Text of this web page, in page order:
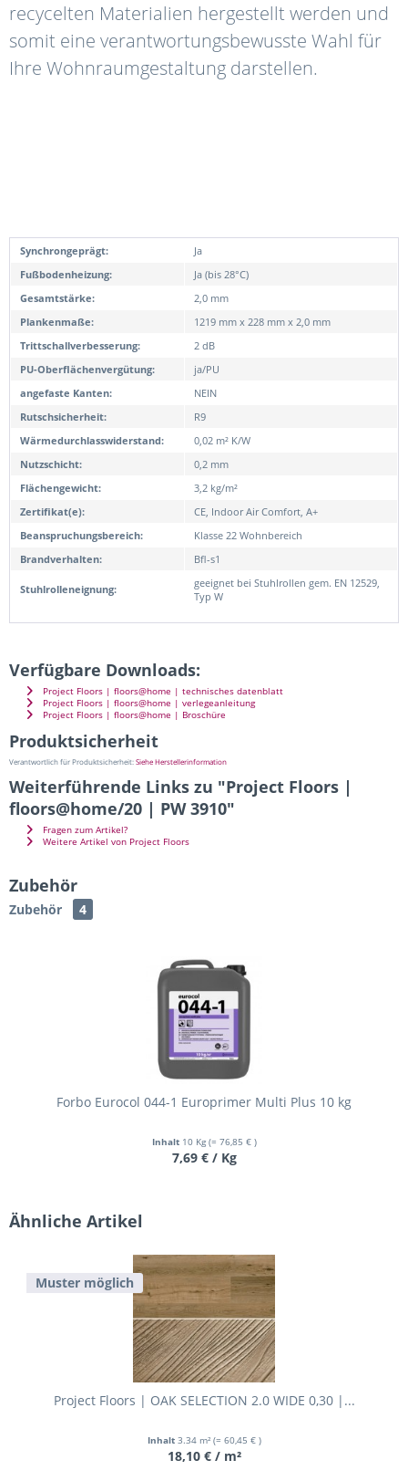
recycelten Materialien hergestellt werden und
somit eine verantwortungsbewusste Wahl für
Ihre Wohnraumgestaltung darstellen.
Synchrongeprägt:
Ja
Fußbodenheizung:
Ja (bis 28°C)
Gesamtstärke:
2,0 mm
Plankenmaße:
1219 mm x 228 mm x 2,0 mm
Trittschallverbesserung:
2 dB
PU-Oberflächenvergütung:
ja/PU
angefaste Kanten:
NEIN
Rutschsicherheit:
R9
Wärmedurchlasswiderstand:
0,02 m² K/W
Nutzschicht:
0,2 mm
Flächengewicht:
3,2 kg/m²
Zertifikat(e):
CE, Indoor Air Comfort, A+
Beanspruchungsbereich:
Klasse 22 Wohnbereich
Brandverhalten:
Bfl-s1
Stuhlrolleneignung:
geeignet bei Stuhlrollen gem. EN 12529,
Typ W
Verfügbare Downloads:
Project Floors | floors@home | technisches datenblatt
Project Floors | floors@home | verlegeanleitung
Project Floors | floors@home | Broschüre
Produktsicherheit
Verantwortlich für Produktsicherheit:Siehe Herstellerinformation
Weiterführende Links zu "Project Floors |
floors@home/20 | PW 3910"
Fragen zum Artikel?
Weitere Artikel von Project Floors
Zubehör
Zubehör 4
Forbo Eurocol 044-1 Europrimer Multi Plus 10 kg
Inhalt 10 Kg (= 76,85 € )
7,69 € / Kg
Ähnliche Artikel
Muster möglich
Project Floors | OAK SELECTION 2.0 WIDE 0,30 |...
Inhalt 3.34 m² (= 60,45 € )
18,10 € / m²